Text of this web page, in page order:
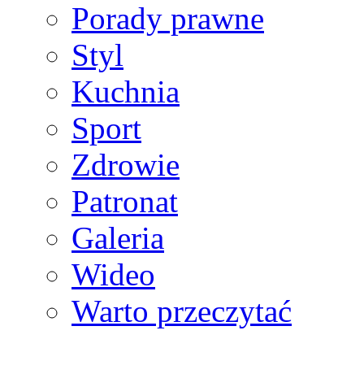
Porady prawne
Styl
Kuchnia
Sport
Zdrowie
Patronat
Galeria
Wideo
Warto przeczytać